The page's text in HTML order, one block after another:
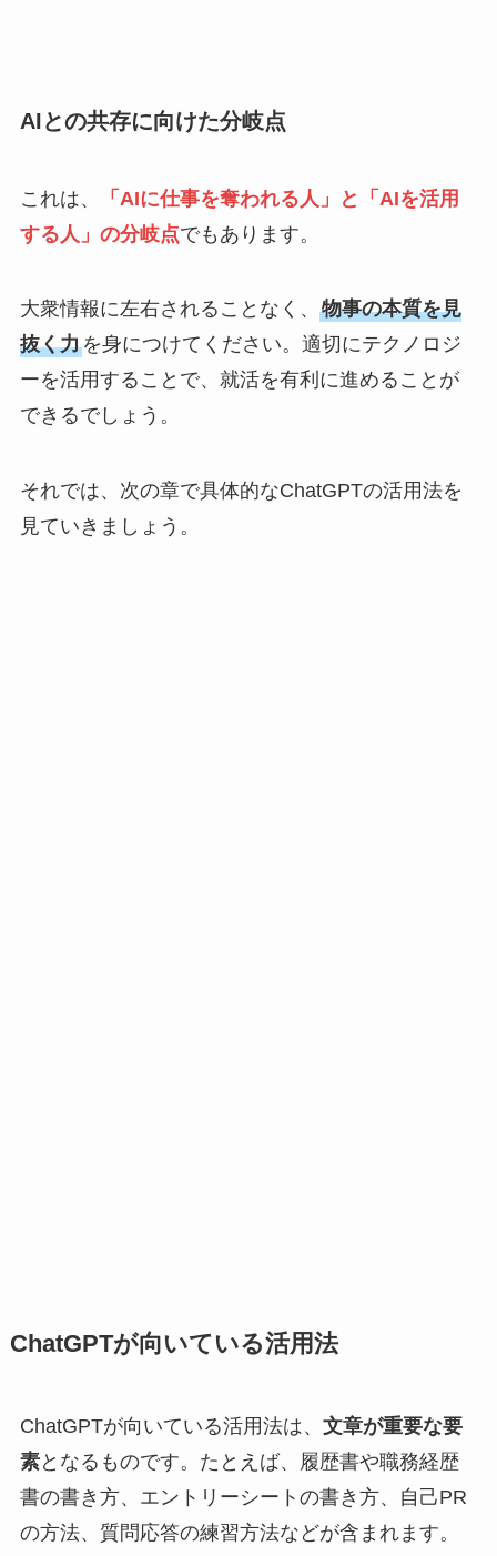
AIとの共存に向けた分岐点
これは、
「AIに仕事を奪われる人」と「AIを活用
する人」の分岐点でもあります。
大衆情報に左右されることなく、 物事の本質を見
抜く力を身につけてください。適切にテクノロジ
ーを活用することで、就活を有利に進めることが
できるでしょう。
それでは、次の章で具体的なChatGPTの活用法を
見ていきましょう。
ChatGPTが向いている活用法
ChatGPTが向いている活用法は、 文章が重要な要
素となるものです。たとえば、履歴書や職務経歴
書の書き方、エントリーシートの書き方、自己PR
の方法、質問応答の練習方法などが含まれます。